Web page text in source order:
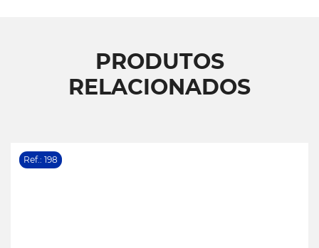
PRODUTOS
RELACIONADOS
Ref.: 198